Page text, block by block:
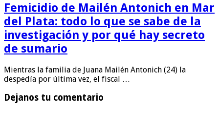
Femicidio de Mailén Antonich en Mar
del Plata: todo lo que se sabe de la
investigación y por qué hay secreto
de sumario
Mientras la familia de Juana Mailén Antonich (24) la
despedía por última vez, el fiscal …
Dejanos tu comentario